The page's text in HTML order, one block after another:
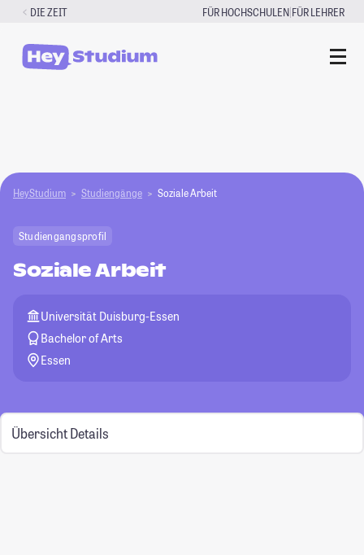
Zum
springen
DIE ZEIT FÜR HOCHSCHULEN|FÜR LEHRER
HeyStudium Studiengänge Soziale Arbeit
Studiengangsprofil
Soziale Arbeit
Universität Duisburg-Essen
Bachelor of Arts
Essen
Übersicht Details